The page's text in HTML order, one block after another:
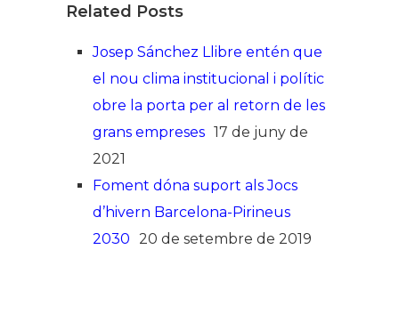
Related Posts
Josep Sánchez Llibre entén que
el nou clima institucional i polític
obre la porta per al retorn de les
grans empreses 17 de juny de
2021
Foment dóna suport als Jocs
d’hivern Barcelona-Pirineus
2030 20 de setembre de 2019